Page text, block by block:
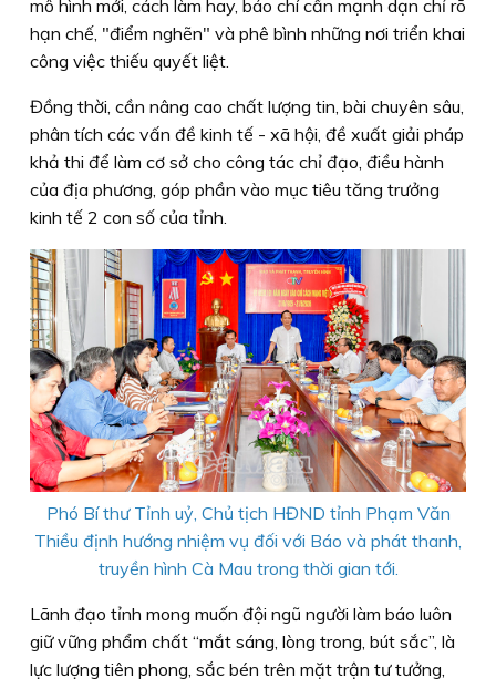
mô hình mới, cách làm hay, báo chí cần mạnh dạn chỉ rõ
hạn chế, "điểm nghẽn" và phê bình những nơi triển khai
công việc thiếu quyết liệt.
Đồng thời, cần nâng cao chất lượng tin, bài chuyên sâu,
phân tích các vấn đề kinh tế - xã hội, đề xuất giải pháp
khả thi để làm cơ sở cho công tác chỉ đạo, điều hành
của địa phương, góp phần vào mục tiêu tăng trưởng
kinh tế 2 con số của tỉnh.
Phó Bí thư Tỉnh uỷ, Chủ tịch HĐND tỉnh Phạm Văn
Thiều định hướng nhiệm vụ đối với Báo và phát thanh,
truyền hình Cà Mau trong thời gian tới.
Lãnh đạo tỉnh mong muốn đội ngũ người làm báo luôn
giữ vững phẩm chất “mắt sáng, lòng trong, bút sắc”, là
lực lượng tiên phong, sắc bén trên mặt trận tư tưởng,